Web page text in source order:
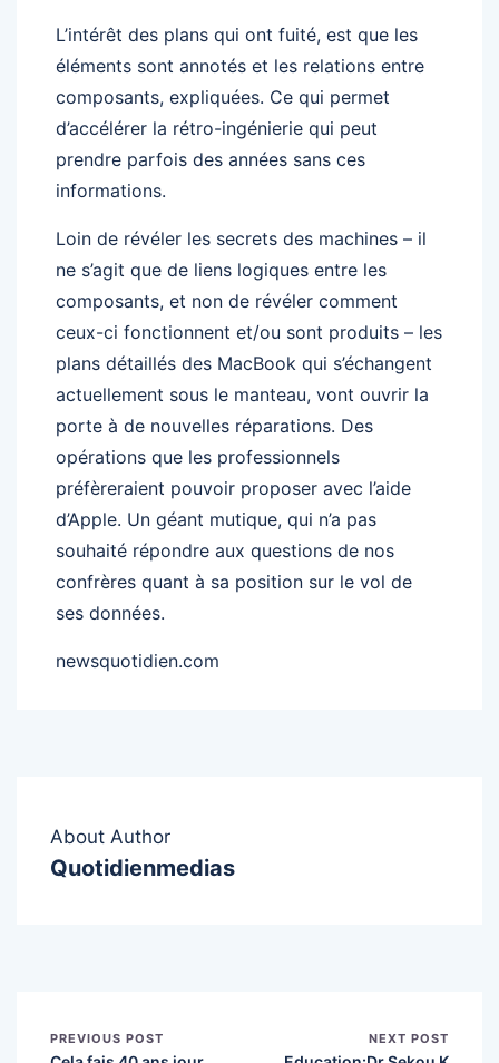
L’intérêt des plans qui ont fuité, est que les
éléments sont annotés et les relations entre
composants, expliquées. Ce qui permet
d’accélérer la rétro-ingénierie qui peut
prendre parfois des années sans ces
informations.
Loin de révéler les secrets des machines – il
ne s’agit que de liens logiques entre les
composants, et non de révéler comment
ceux-ci fonctionnent et/ou sont produits – les
plans détaillés des MacBook qui s’échangent
actuellement sous le manteau, vont ouvrir la
porte à de nouvelles réparations. Des
opérations que les professionnels
préfèreraient pouvoir proposer avec l’aide
d’Apple. Un géant mutique, qui n’a pas
souhaité répondre aux questions de nos
confrères quant à sa position sur le vol de
ses données.
newsquotidien.com
About Author
Quotidienmedias
PREVIOUS POST NEXT POST